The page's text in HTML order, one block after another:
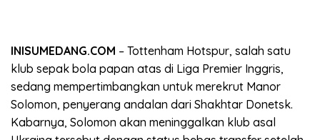
INISUMEDANG.COM – Tottenham Hotspur, salah satu
klub sepak bola papan atas di Liga Premier Inggris,
sedang mempertimbangkan untuk merekrut Manor
Solomon, penyerang andalan dari Shakhtar Donetsk.
Kabarnya, Solomon akan meninggalkan klub asal